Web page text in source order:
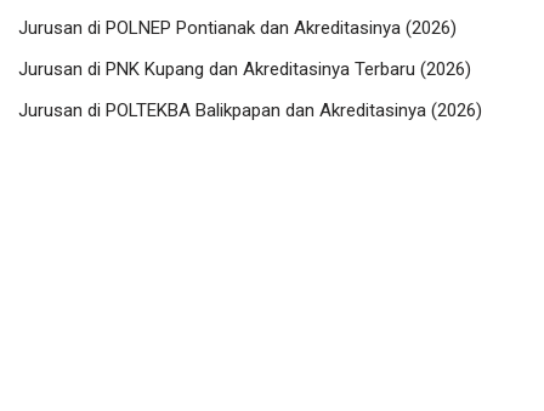
Jurusan di POLNEP Pontianak dan Akreditasinya (2026)
Jurusan di PNK Kupang dan Akreditasinya Terbaru (2026)
Jurusan di POLTEKBA Balikpapan dan Akreditasinya (2026)